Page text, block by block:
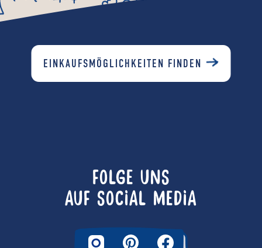
EINKAUFSMÖGLICHKEITEN FINDEN
FOLGE UNS
AUF SOCIAL MEDIA